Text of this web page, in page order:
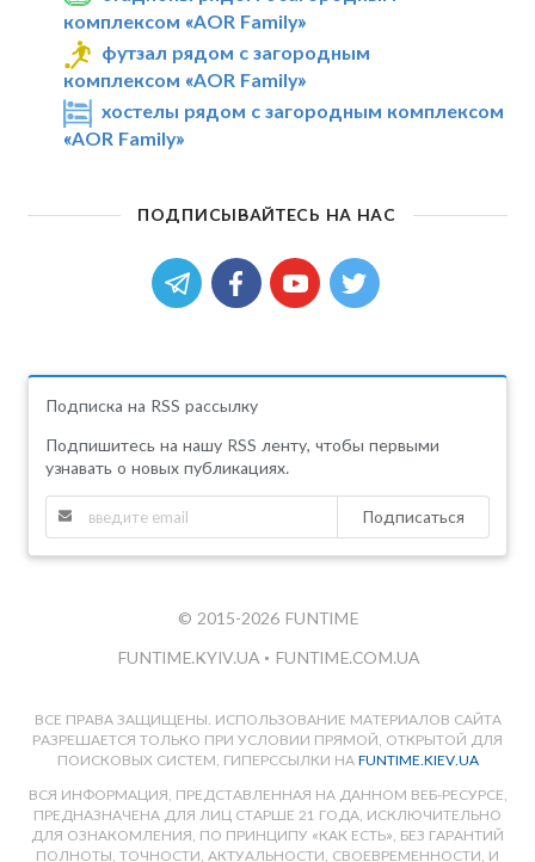
комплексом «AOR Family»
футзал рядом с загородным
комплексом «AOR Family»
хостелы рядом с загородным комплексом
«AOR Family»
ПОДПИСЫВАЙТЕСЬ НА НАС
Подписка на RSS рассылку
Подпишитесь на нашу RSS ленту, чтобы первыми
узнавать о новых публикациях.
Подписаться
© 2015-2026 FUNTIME
FUNTIME.KYIV.UA • FUNTIME.COM.UA
ВСЕ ПРАВА ЗАЩИЩЕНЫ. ИСПОЛЬЗОВАНИЕ МАТЕРИАЛОВ САЙТА
РАЗРЕШАЕТСЯ ТОЛЬКО ПРИ УСЛОВИИ ПРЯМОЙ, ОТКРЫТОЙ ДЛЯ
ПОИСКОВЫХ СИСТЕМ, ГИПЕРССЫЛКИ НА FUNTIME.KIEV.UA
ВСЯ ИНФОРМАЦИЯ, ПРЕДСТАВЛЕННАЯ НА ДАННОМ ВЕБ-РЕСУРСЕ,
ПРЕДНАЗНАЧЕНА ДЛЯ ЛИЦ СТАРШЕ 21 ГОДА, ИСКЛЮЧИТЕЛЬНО
ДЛЯ ОЗНАКОМЛЕНИЯ, ПО ПРИНЦИПУ «КАК ЕСТЬ», БЕЗ ГАРАНТИЙ
ПОЛНОТЫ, ТОЧНОСТИ, АКТУАЛЬНОСТИ, СВОЕВРЕМЕННОСТИ, И